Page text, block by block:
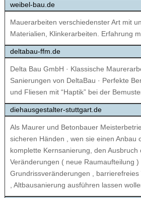
weibel-bau.de
Mauerarbeiten verschiedenster Art mit
Materialien, Klinkerarbeiten. Erfahrung
deltabau-ffm.de
Delta Bau GmbH · Klassische
Sanierungen von DeltaBau · Perfekte
und Fliesen mit “Haptik” bei der
diehausgestalter-stuttgart.de
Als Maurer und Betonbauer
sicheren Händen , wen sie einen Anbau
komplette Kernsanierung, den Ausbruch
Veränderungen ( neue Raumaufteilung )
Grundrissveränderungen ,
, Altbausanierung ausführen lassen